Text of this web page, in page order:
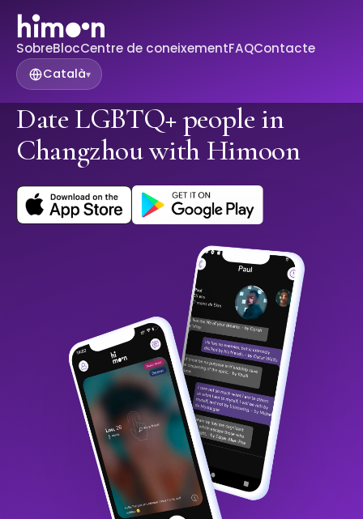
SobreBlocCentre de coneixementFAQContacte
Català▾
Date LGBTQ+ people in
Changzhou with Himoon